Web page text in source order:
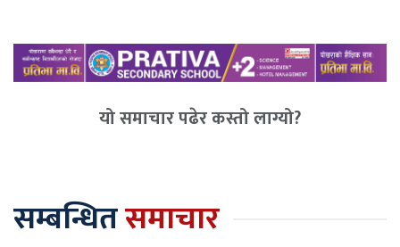
यो समाचार पढेर कस्तो लाग्यो?
सम्बन्धितसमाचार